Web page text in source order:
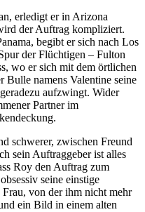
erledigt er in Arizona
der Auftrag kompliziert.
begibt er sich nach Los
der Flüchtigen – Fulton
wo er sich mit dem örtlichen
Bulle namens Valentine seine
aufzwingt. Wider
Partner im
schwerer, zwischen Freund
sein Auftraggeber ist alles
Roy den Auftrag zum
seine einstige
von der ihm nicht mehr
ein Bild in einem alten